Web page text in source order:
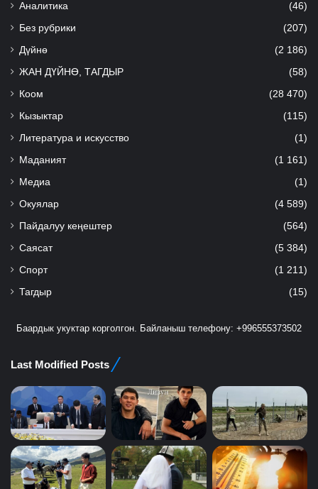
Аналитика (46)
Без рубрики (207)
Дүйнө (2 186)
ЖАН ДҮЙНӨ, ТАГДЫР (58)
Коом (28 470)
Кызыктар (115)
Литература и искусство (1)
Маданият (1 161)
Медиа (1)
Окуялар (4 589)
Пайдалуу кеңештер (564)
Саясат (5 384)
Спорт (1 211)
Тагдыр (15)
Баардык укуктар корголгон. Байланыш телефону: +996555373502
Last Modified Posts